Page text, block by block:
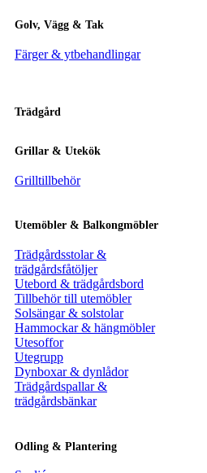
Golv, Vägg & Tak
Färger & ytbehandlingar
Trädgård
Grillar & Utekök
Grilltillbehör
Utemöbler & Balkongmöbler
Trädgårdsstolar &
trädgårdsfåtöljer
Utebord & trädgårdsbord
Tillbehör till utemöbler
Solsängar & solstolar
Hammockar & hängmöbler
Utesoffor
Utegrupp
Dynboxar & dynlådor
Trädgårdspallar &
trädgårdsbänkar
Odling & Plantering